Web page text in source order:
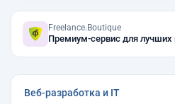
Freelance.Boutique
Премиум-сервис для лучших
Веб-разработка и IT